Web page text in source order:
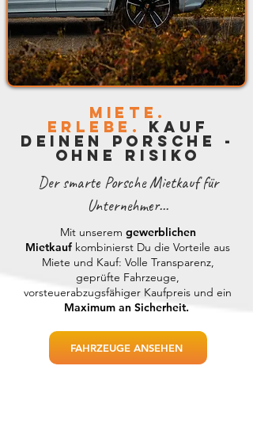
miete.
erlebe. kauf
deinen porsche -
ohne risiko
Der smarte Porsche Mietkauf für
Unternehmer...
Mit unserem gewerblichen
Mietkauf kombinierst Du die Vorteile aus
Miete und Kauf: Volle Transparenz,
geprüfte Fahrzeuge,
vorsteuerabzugsfähiger Kaufpreis und ein
Maximum an Sicherheit.
FAHRZEUGE ANSEHEN